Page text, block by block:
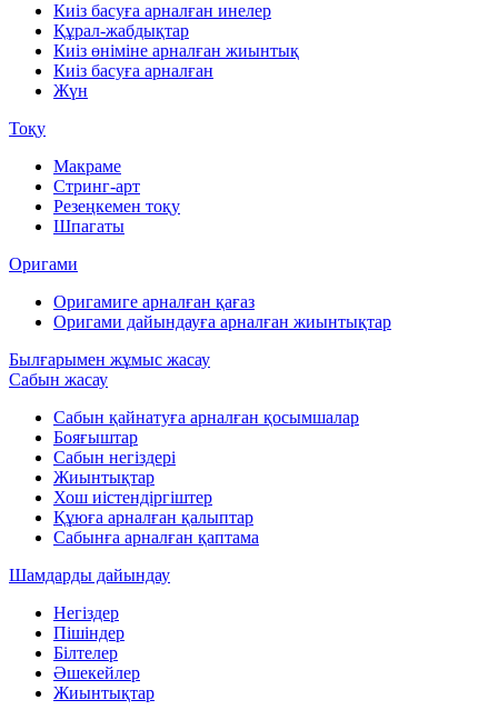
Киіз басуға арналған инелер
Құрал-жабдықтар
Киіз өніміне арналған жиынтық
Киіз басуға арналған
Жүн
Тоқу
Макраме
Стринг-арт
Резеңкемен тоқу
Шпагаты
Оригами
Оригамиге арналған қағаз
Оригами дайындауға арналған жиынтықтар
Былғарымен жұмыс жасау
Сабын жасау
Сабын қайнатуға арналған қосымшалар
Бояғыштар
Сабын негіздері
Жиынтықтар
Хош иістендіргіштер
Құюға арналған қалыптар
Сабынға арналған қаптама
Шамдарды дайындау
Негіздер
Пішіндер
Білтелер
Әшекейлер
Жиынтықтар